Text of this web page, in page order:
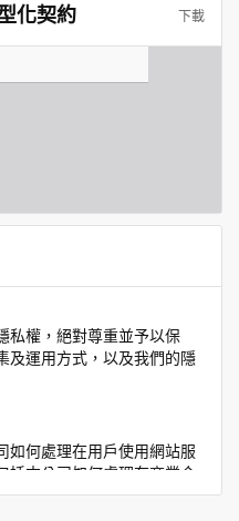
化契約 下載
私權，絕對尊重並予以保
及運用方式，以及我們的隱
如何處理在用戶使用網站服
括本公司如何處理在商業合
識別資料。隱私權保護政策